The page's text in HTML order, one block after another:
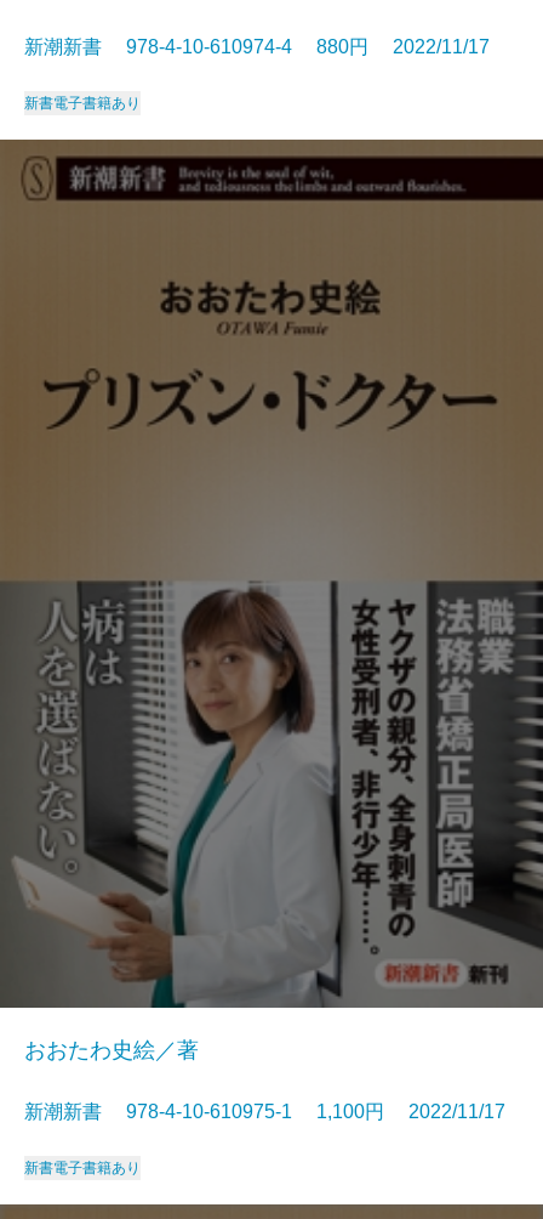
新潮新書 978-4-10-610974-4 880円 2022/11/17
新書電子書籍あり
おおたわ史絵／著
新潮新書 978-4-10-610975-1 1,100円 2022/11/17
新書電子書籍あり